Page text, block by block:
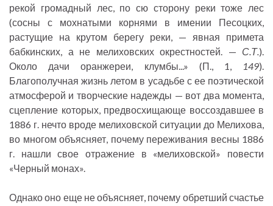
рекой громадный лес, по сю сторону реки тоже лес
(сосны с мохнатыми корнями в имении Песоцких,
растущие на крутом берегу реки, — явная примета
бабкинских, а не мелиховских окрестностей. — С.Т.).
Около дачи оранжереи, клумбы...» (П., 1,
149).
Благополучная жизнь летом в усадьбе с ее поэтической
атмосферой и творческие надежды — вот два момента,
сцепление которых, предвосхищающе воссоздавшее в
1886 г. нечто вроде мелиховской ситуации до Мелихова,
во многом объясняет, почему переживания весны 1886
г. нашли свое отражение в «мелиховской» повести
«Черный монах».
Однако оно еще не объясняет, почему обретший счастье